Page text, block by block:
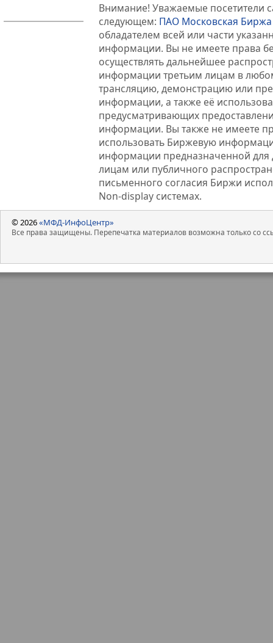
Внимание! Уважаемые посетители
следующем: ПАО Московская Биржа
обладателем всей или части
информации. Вы не имеете права
осуществлять дальнейшее
информации третьим лицам в
трансляцию, демонстрацию или
информации, а также её
предусматривающих
информации. Вы также не имеете
использовать Биржевую
информации предназначенной для
лицам или публичного
письменного согласия Биржи
Non-display системах.
© 2026«МФД-ИнфоЦентр»
Все права защищены. Перепечатка материалов возможна только со